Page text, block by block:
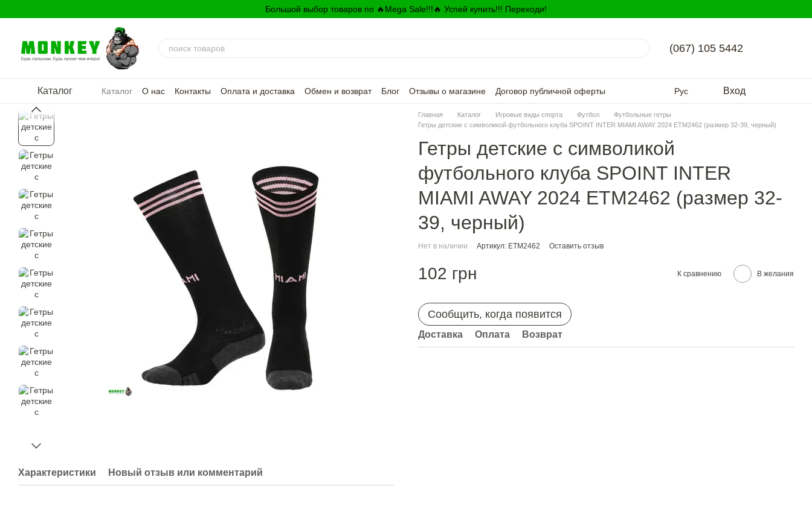
Большой выбор товаров по 🔥Mega Sale!!!🔥 Успей купить!!! Переходи!
(067) 105 5442
Каталог Каталог О нас Контакты Оплата и доставка Обмен и возврат Блог Отзывы о магазине
Договор публичной оферты
Рус Вход
Характеристики Новый отзыв или комментарий
Главная Каталог Игровые виды спорта Футбол
Футбольные гетры
Гетры детские с символикой футбольного клуба SPOINT INTER MIAMI AWAY 2024 ETM2462 (размер 32-39, черный)
Гетры детские с символикой
футбольного клуба SPOINT INTER
MIAMI AWAY 2024 ETM2462 (размер 32-
39, черный)
Нет в наличии Артикул: ETM2462 Оставить отзыв
102 грн К сравнению В желания
Сообщить, когда появится
Доставка Оплата Возврат